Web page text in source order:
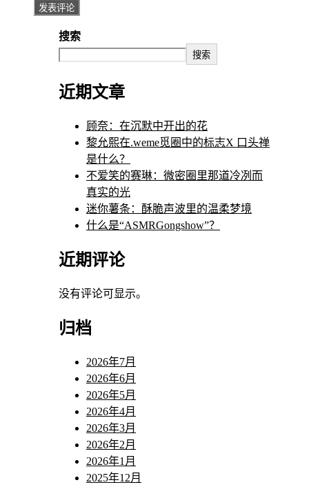
搜索
搜索
近期文章
顾奈：在沉默中开出的花
黎允熙在.weme觅圈中的标志X 口头禅
是什么？
不爱笑的赛琳：微密圈里那道冷冽而
真实的光
迷你薯条：酥脆声波里的温柔梦境
什么是“ASMRGongshow”？
近期评论
没有评论可显示。
归档
2026年7月
2026年6月
2026年5月
2026年4月
2026年3月
2026年2月
2026年1月
2025年12月